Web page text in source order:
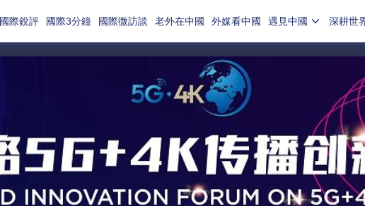
國際銳評 國際3分鐘 國際微訪談 老外在中國 外媒看中國 遇見中國 深耕世